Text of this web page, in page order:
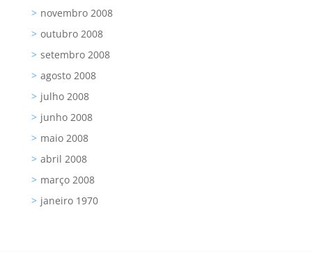
novembro 2008
outubro 2008
setembro 2008
agosto 2008
julho 2008
junho 2008
maio 2008
abril 2008
março 2008
janeiro 1970